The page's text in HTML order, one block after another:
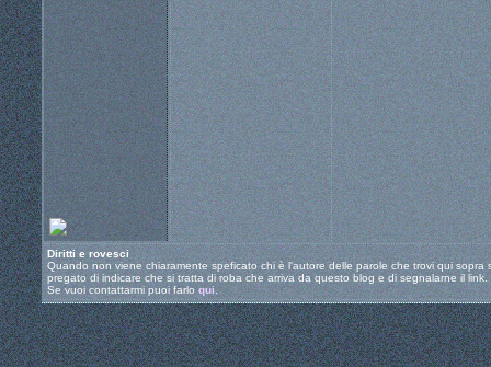
Diritti e rovesci
Quando non viene chiaramente speficato chi è l'autore delle parole che trovi qui
pregato di indicare che si tratta di roba che arriva da questo blog e di segnalarne il link.
Se vuoi contattarmi puoi farloqui.